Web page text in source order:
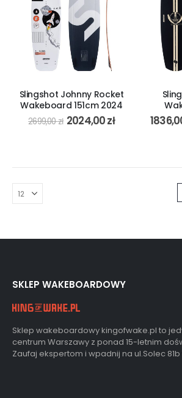
Slingshot Johnny Rocket
Wakeboard 151cm 2024
2699,00zł 2024,00zł
SKLEP WAKEBOARDOWY
Sklep wakeboardowy kingofwake.pl to
centrum Warszawy z ponad 15-letnim
Zaufaj ekspertom i wpadnij na ul.Solec